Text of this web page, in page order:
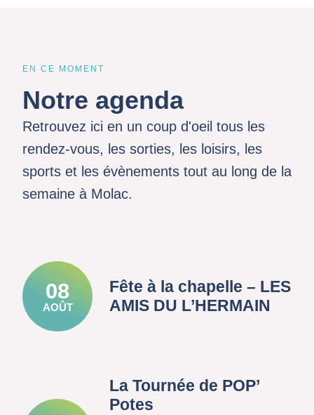
EN CE MOMENT
Notre agenda
Retrouvez ici en un coup d'oeil tous les
rendez-vous, les sorties, les loisirs, les
sports et les évènements tout au long de la
semaine à Molac.
08
AOÛT
Fête à la chapelle – LES
AMIS DU L’HERMAIN
La Tournée de POP’
Potes